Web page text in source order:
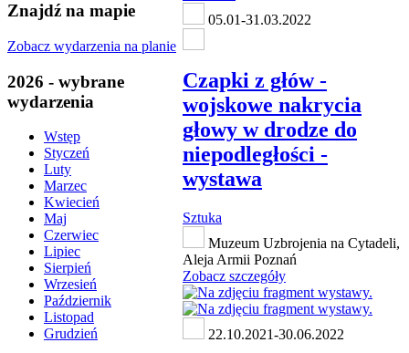
Znajdź na mapie
Zobacz wydarzenia na planie
2026 - wybrane
wydarzenia
Wstęp
Styczeń
Luty
Marzec
Kwiecień
Maj
Czerwiec
Lipiec
Sierpień
Wrzesień
Październik
Listopad
Grudzień
05.01-31.03.2022
Czapki z głów -
wojskowe nakrycia
głowy w drodze do
niepodległości -
wystawa
Sztuka
Muzeum Uzbrojenia na Cytadeli,
Aleja Armii Poznań
Zobacz szczegóły
22.10.2021-30.06.2022